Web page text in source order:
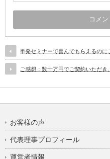
単発セミナーで喜んでもらえるのに
ご感想：数十万円でご契約いただき
お客様の声
代表理事プロフィール
運営者情報